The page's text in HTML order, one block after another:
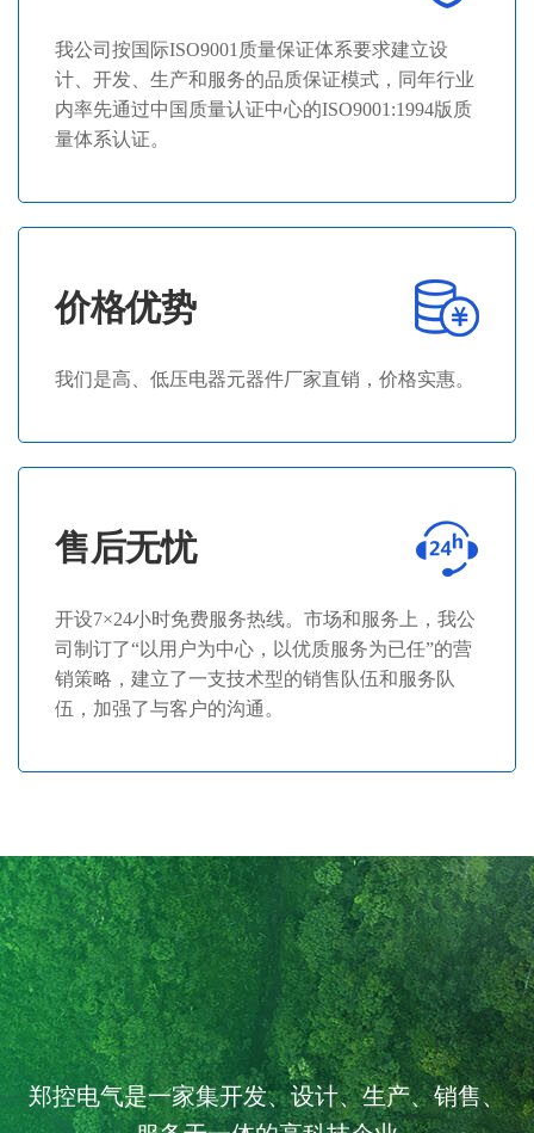
我公司按国际ISO9001质量保证体系要求建立设
计、开发、生产和服务的品质保证模式，同年行业
内率先通过中国质量认证中心的ISO9001:1994版质
量体系认证。
价格优势
我们是高、低压电器元器件厂家直销，价格实惠。
售后无忧
开设7×24小时免费服务热线。市场和服务上，我公
司制订了“以用户为中心，以优质服务为已任”的营
销策略，建立了一支技术型的销售队伍和服务队
伍，加强了与客户的沟通。
郑控电气是一家集开发、设计、生产、销售、